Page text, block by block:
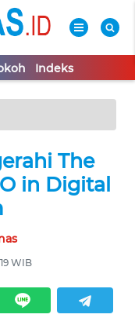
Indeks
The
in Digital
WIB